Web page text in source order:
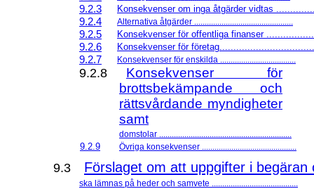
9.2.3 Konsekvenser om inga åtgärder vidtas
9.2.4 Alternativa åtgärder ...............................................
9.2.5 Konsekvenser för offentliga finanser
9.2.6 Konsekvenser för
9.2.7 Konsekvenser för enskilda ....................................
9.2.8
Konsekvenser för
brottsbekämpande och
rättsvårdande myndigheter
samt
domstolar ...............................................................
9.2.9 Övriga konsekvenser .............................................
9.3 Förslaget om att uppgifter i begäran
ska lämnas på heder och samvete .........................................